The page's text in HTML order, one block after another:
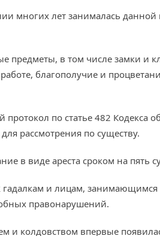
многих лет занималась
предметы, в том числе замки и
благополучие и
по статье 482 Кодекса
рассмотрения по существу.
в виде ареста сроком на пять
и лицам, занимающимся
правонарушений.
и колдовством впервые